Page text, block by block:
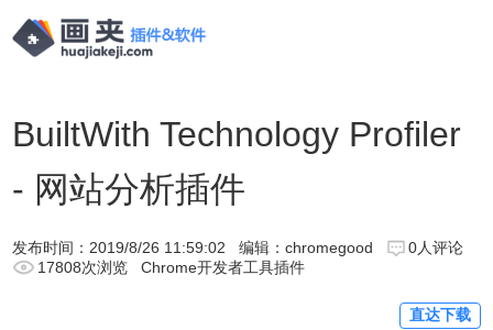
BuiltWith Technology Profiler
- 网站分析插件
发布时间： 2019/8/26 11:59:02 编辑：chromegood
0人评论
17808次浏览
Chrome开发者工具插件
直达下载